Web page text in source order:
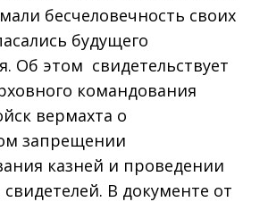
бесчеловечность своих
будущего
Об этом свидетельствует
командования
вермахта о
запрещении
казней и проведении
свидетелей. В документе от